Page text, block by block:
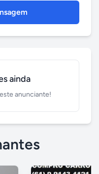
ainda
anunciante!